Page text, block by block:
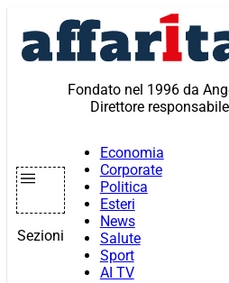
contenuto
Fondato nel 1996 da
Direttore
Sezioni
Economia
Corporate
Politica
Esteri
News
Salute
Sport
AI TV